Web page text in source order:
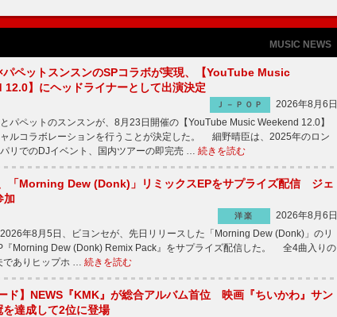
MUSIC NEWS
パペットスンスンのSPコラボが実現、【YouTube Music
】にヘッドライナーとして出演決定
Ｊ－ＰＯＰ
2026年8月6日
パペットのスンスンが、8月23日開催の【YouTube Music Weekend 12.0】
ルコラボレーションを行うことが決定した。 細野晴臣は、2025年のロン
パリでのDJイベント、国内ツアーの即完売 … 続きを読む
「Morning Dew (Donk)」リミックスEPをサプライズ配信 ジェ
加
洋楽
2026年8月6日
年8月5日、ビヨンセが、先日リリースした「Morning Dew (Donk)」のリ
『Morning Dew (Donk) Remix Pack』をサプライズ配信した。 全4曲入りの
でありヒップホ … 続きを読む
ード】NEWS『KMK』が総合アルバム首位 映画『ちいかわ』サン
を達成して2位に登場